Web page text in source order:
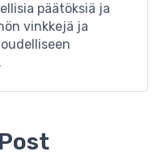
päätöksiä ja
vinkkejä ja